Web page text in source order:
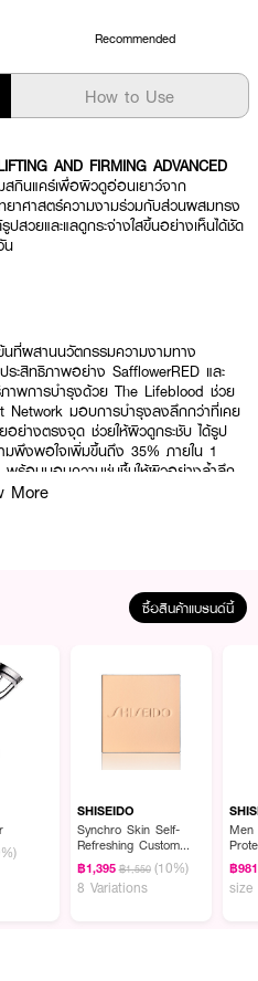
Recommended
How to Use
AND FIRMING ADVANCED
กินแคร์เพื่อผิวดูอ่อนเยาว์จาก
ยาศาสตร์ความงามร่วมกับส่วนผสมทรง
วยและแลดูกระจ่างใสขึ้นอย่างเห็นได้ชัด
น
นที่ผสานนวัตกรรมความงามทาง
ะสิทธิภาพอย่าง SafflowerRED และ
ภาพการบำรุงด้วย The Lifeblood ช่วย
Network มอบการบำรุงลงลึกกว่าที่เคย
ย่างตรงจุด ช่วยให้ผิวดูกระชับ ได้รูป
พึงพอใจเพิ่มขึ้นถึง 35% ภายใน 1
พร้อมมอบความชุ่มชื้นให้ผิวอย่างล้ำลึก
ภาพผิวแห้ง พัฒนามาให้มีความอ่อนโยน
และ ReNeuraRED
ระสิทธิภาพ Invisible Nutrient
งใส รู้สึกได้มากขึ้น 35% ใน 1 สัปดาห์
นให้ผิวอย่างล้ำลึก ยาวนานตลอด 24
งการการโอบอุ้มชุ่มชื้นเป็นพิเศษ
หนัง อ่อนโยน ปราศจาก PARABEN
More
ซื้อสินค้าแบรนด์นี้
SHISEIDO
Synchro Skin Self-
Refreshing Custom
Finish Powder
Foundation (Refill)
฿1,395 ฿1,550 (10%)
8 Variations
Men
฿981
size